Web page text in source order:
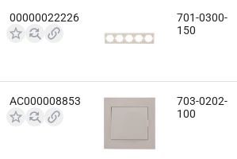
00000022226
701-0300-
150
АС000008853
703-0202-
100